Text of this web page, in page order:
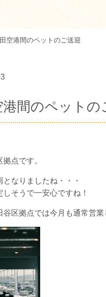
空港間のペットのご送迎
間のペットの
点です。
なりましたね・・・
そうで一安心ですね！
区拠点では今月も通常営業